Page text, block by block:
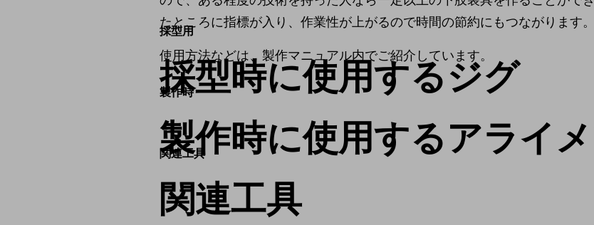
たところに指標が入り、作業性が上がるので時間の節約にもつながります。
使用方法などは、製作マニュアル内でご紹介しています。
採型用
採型時に使用するジグ
製作時
製作時に使用するアライ
関連工具
関連工具